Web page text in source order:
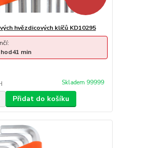
hvězdicových klíčů KD10295
Skladem 99999
hod41 min
Přidat do košíku